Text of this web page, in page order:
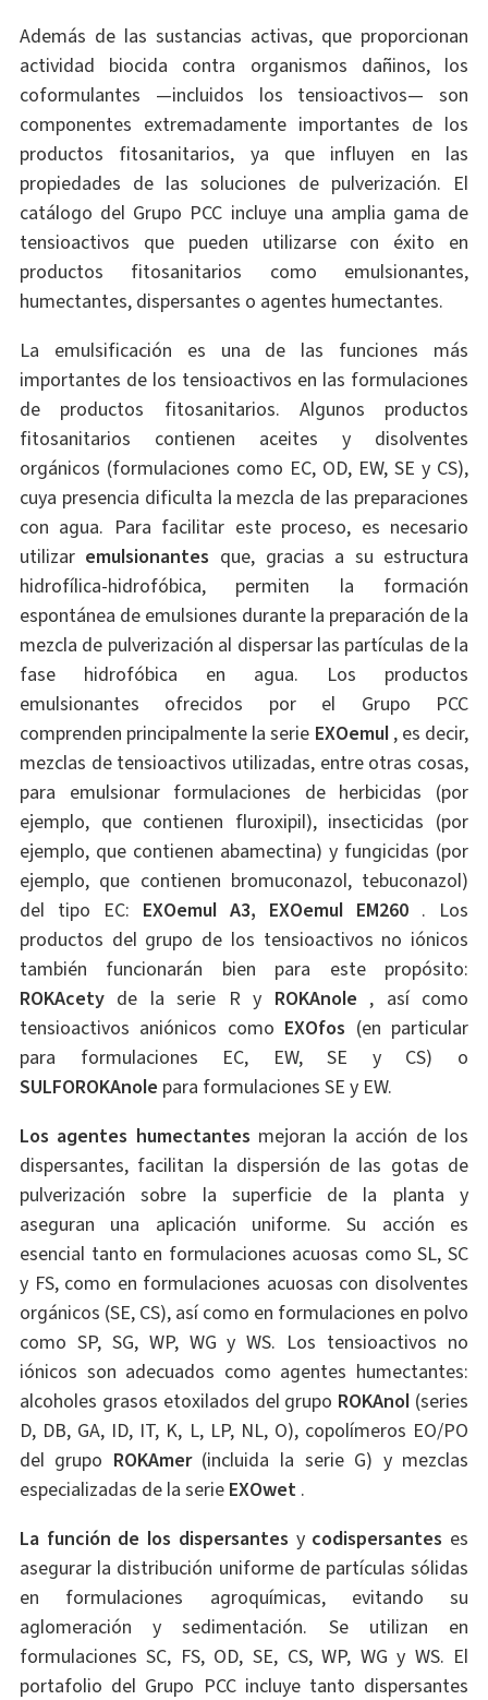
Además de las sustancias activas, que proporcionan
actividad biocida contra organismos dañinos, los
coformulantes —incluidos los tensioactivos— son
componentes extremadamente importantes de los
productos fitosanitarios, ya que influyen en las
propiedades de las soluciones de pulverización. El
catálogo del Grupo PCC incluye una amplia gama de
tensioactivos que pueden utilizarse con éxito en
productos fitosanitarios como emulsionantes,
humectantes, dispersantes o agentes humectantes.
La emulsificación es una de las funciones más
importantes de los tensioactivos en las formulaciones
de productos fitosanitarios. Algunos productos
fitosanitarios contienen aceites y disolventes
orgánicos (formulaciones como EC, OD, EW, SE y CS),
cuya presencia dificulta la mezcla de las preparaciones
con agua. Para facilitar este proceso, es necesario
utilizar emulsionantes que, gracias a su estructura
hidrofílica-hidrofóbica, permiten la formación
espontánea de emulsiones durante la preparación de la
mezcla de pulverización al dispersar las partículas de la
fase hidrofóbica en agua. Los productos
emulsionantes ofrecidos por el Grupo PCC
comprenden principalmente la serie EXOemul, es decir,
mezclas de tensioactivos utilizadas, entre otras cosas,
para emulsionar formulaciones de herbicidas (por
ejemplo, que contienen fluroxipil), insecticidas (por
ejemplo, que contienen abamectina) y fungicidas (por
ejemplo, que contienen bromuconazol, tebuconazol)
del tipo EC: EXOemul A3, EXOemul EM260 . Los
productos del grupo de los tensioactivos no iónicos
también funcionarán bien para este propósito:
ROKAcetyde la serie R y ROKAnole , así como
tensioactivos aniónicos como EXOfos (en particular
para formulaciones EC, EW, SE y CS) o
SULFOROKAnole para formulaciones SE y EW.
Los agentes humectantes mejoran la acción de los
dispersantes, facilitan la dispersión de las gotas de
pulverización sobre la superficie de la planta y
aseguran una aplicación uniforme. Su acción es
esencial tanto en formulaciones acuosas como SL, SC
y FS, como en formulaciones acuosas con disolventes
orgánicos (SE, CS), así como en formulaciones en polvo
como SP, SG, WP, WG y WS. Los tensioactivos no
iónicos son adecuados como agentes humectantes:
alcoholes grasos etoxilados del grupo ROKAnol (series
D, DB, GA, ID, IT, K, L, LP, NL, O), copolímeros EO/PO
del grupo ROKAmer(incluida la serie G) y mezclas
especializadas de la serie EXOwet.
La función de los dispersantes y codispersantes es
asegurar la distribución uniforme de partículas sólidas
en formulaciones agroquímicas, evitando su
aglomeración y sedimentación. Se utilizan en
formulaciones SC, FS, OD, SE, CS, WP, WG y WS. El
portafolio del Grupo PCC incluye tanto dispersantes